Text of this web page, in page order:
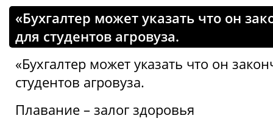
«Бухгалтер может указать что он
для студентов агровуза.
«Бухгалтер может указать что он
студентов агровуза.
Плавание – залог здоровья